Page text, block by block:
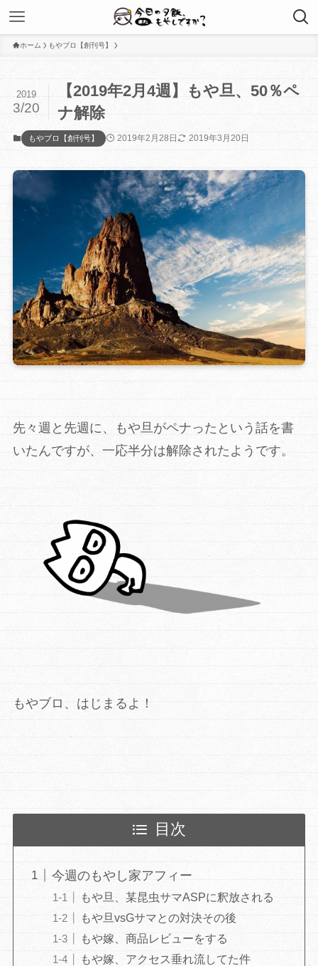
ホーム もやブロ【創刊号】
【2019年2月4週】もや旦、50％ペ
ナ解除
2019
3/20
もやブロ【創刊号】 2019年2月28日 2019年3月20日
先々週と先週に、もや旦がペナったという話を書
いたんですが、一応半分は解除されたようです。
もやブロ、はじまるよ！
目次
今週のもやし家アフィー
もや旦、某昆虫サマASPに釈放される
もや旦vsGサマとの対決その後
もや嫁、商品レビューをする
もや嫁、アクセス垂れ流してた件